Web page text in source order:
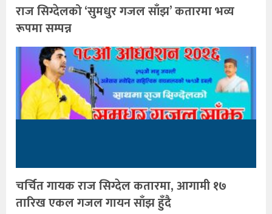
राज सिग्देलको ‘सुमधुर गजल साँझ’ कतारमा भव्य
रूपमा सम्पन्न
चर्चित गायक राज सिग्देल कतारमा, आगामी १७
तारिख एकल गजल गायन साँझ हुँदै